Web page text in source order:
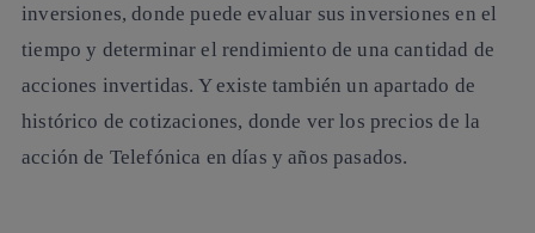
inversiones, donde puede evaluar sus inversiones en el
tiempo y determinar el rendimiento de una cantidad de
acciones invertidas. Y existe también un apartado de
histórico de cotizaciones, donde ver los precios de la
acción de Telefónica en días y años pasados.